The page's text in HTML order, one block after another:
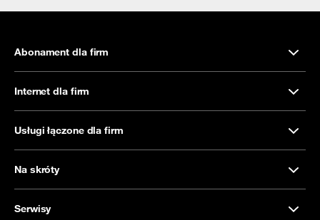
Abonament dla firm
Internet dla firm
Usługi łączone dla firm
Na skróty
Serwisy